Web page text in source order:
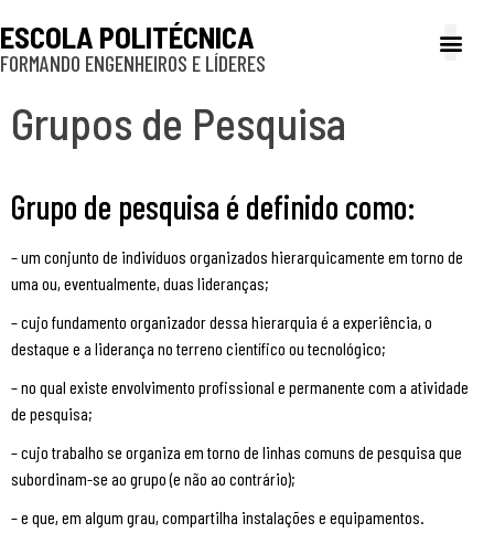
ESCOLA POLITÉCNICA
FORMANDO ENGENHEIROS E LÍDERES
Grupos de Pesquisa
Grupo de pesquisa é definido como:
– um conjunto de indivíduos organizados hierarquicamente em torno de
uma ou, eventualmente, duas lideranças;
– cujo fundamento organizador dessa hierarquia é a experiência, o
destaque e a liderança no terreno científico ou tecnológico;
– no qual existe envolvimento profissional e permanente com a atividade
de pesquisa;
– cujo trabalho se organiza em torno de linhas comuns de pesquisa que
subordinam-se ao grupo (e não ao contrário);
– e que, em algum grau, compartilha instalações e equipamentos.